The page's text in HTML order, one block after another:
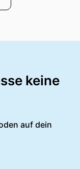
keine
auf dein